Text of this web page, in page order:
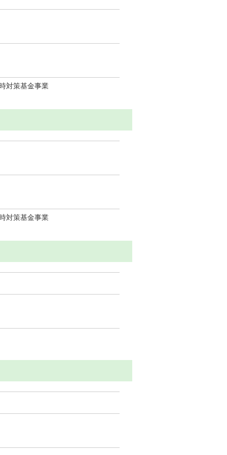
対策基金事業
対策基金事業